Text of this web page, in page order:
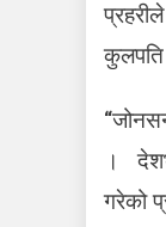
कुलपति
।
गरेको